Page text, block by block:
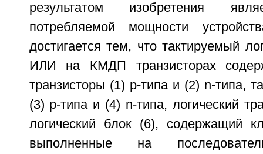
результатом изобретения
потребляемой мощности
достигается тем, что тактируемый
ИЛИ на КМДП транзисторах
транзисторы (1) р-типа и (2) n-типа,
(3) р-типа и (4) n-типа, логический
логический блок (6), содержащий
выполненные на